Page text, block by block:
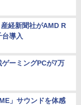
経新聞社がAMD R
導入
ーミングPCが7万
」サウンドを体感